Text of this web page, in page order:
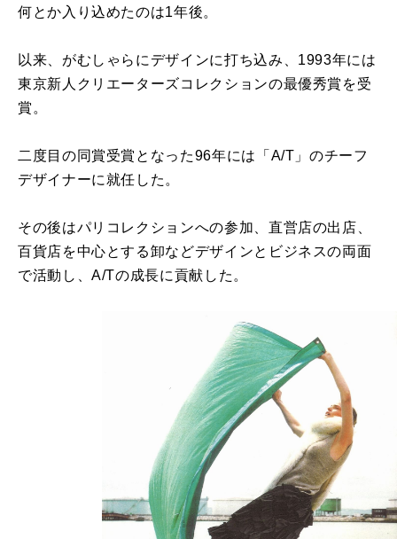
何とか入り込めたのは1年後。
以来、がむしゃらにデザインに打ち込み、1993年には
東京新人クリエーターズコレクションの最優秀賞を受
賞。
二度目の同賞受賞となった96年には「A/T」のチーフ
デザイナーに就任した。
その後はパリコレクションへの参加、直営店の出店、
百貨店を中心とする卸などデザインとビジネスの両面
で活動し、A/Tの成長に貢献した。